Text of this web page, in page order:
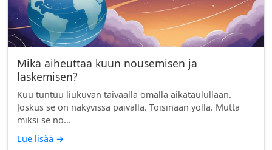
Mikä aiheuttaa kuun nousemisen ja
laskemisen?
Kuu tuntuu liukuvan taivaalla omalla aikataulullaan.
Joskus se on näkyvissä päivällä. Toisinaan yöllä. Mutta
miksi se no...
Lue lisää →